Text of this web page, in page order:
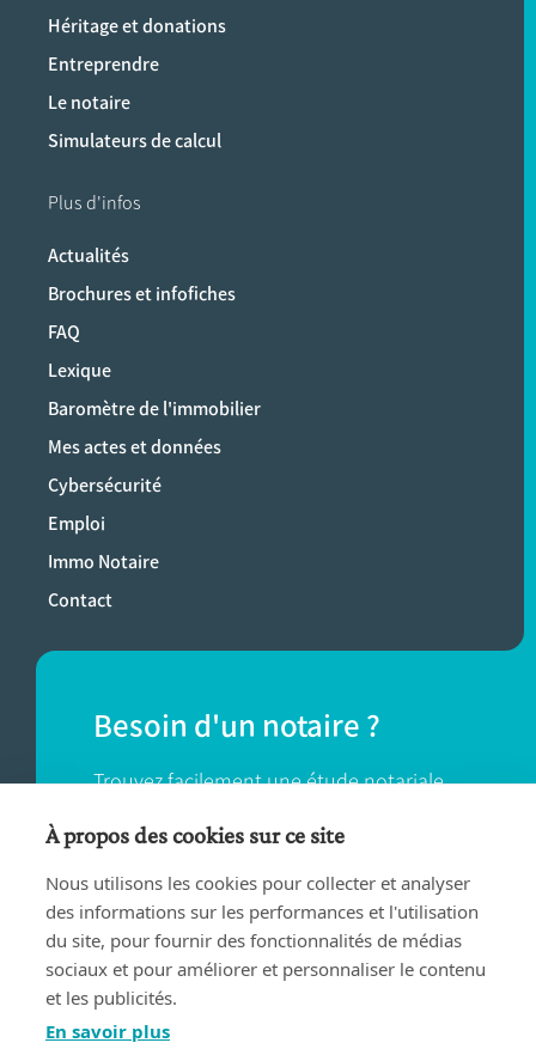
Héritage et donations
Entreprendre
Le notaire
Simulateurs de calcul
Plus d'infos
Actualités
Brochures et infofiches
FAQ
Lexique
Baromètre de l'immobilier
Mes actes et données
Cybersécurité
Emploi
Immo Notaire
Contact
Besoin d'un notaire ?
Trouvez facilement une étude notariale
près de chez vous.
TROUVER UN NOTAIRE
À propos des cookies sur ce site
Nous utilisons les cookies pour collecter et analyser
des informations sur les performances et l'utilisation
du site, pour fournir des fonctionnalités de médias
sociaux et pour améliorer et personnaliser le contenu
et les publicités.
En savoir plus